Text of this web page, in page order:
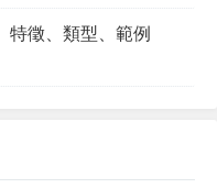
特徵、類型、範例